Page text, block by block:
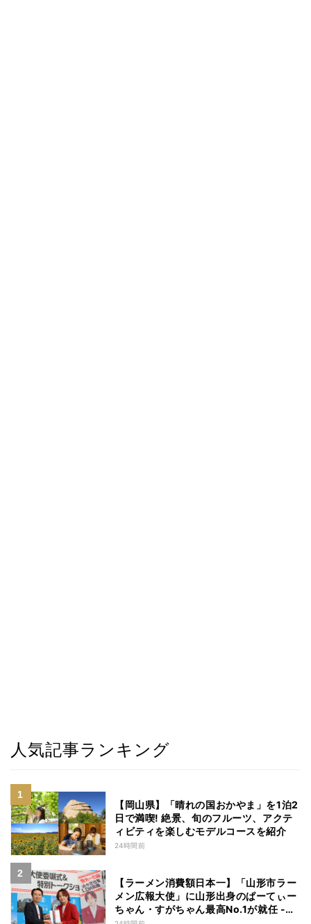
人気記事ランキング
【岡山県】「晴れの国おかやま」を1泊2
日で満喫! 絶景、旬のフルーツ、アクテ
ィビティを楽しむモデルコースを紹介
24時間前
【ラーメン消費額日本一】「山形市ラー
メン広報大使」に山形出身のぱーてぃー
ちゃん・すがちゃん最高No.1が就任 -